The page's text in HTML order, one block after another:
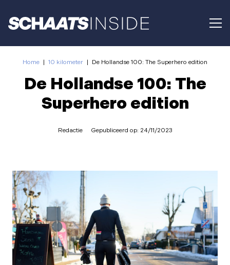
Home | 10 kilometer | De Hollandse 100: The Superhero edition
De Hollandse 100: The
Superhero edition
Redactie Gepubliceerd op: 24/11/2023